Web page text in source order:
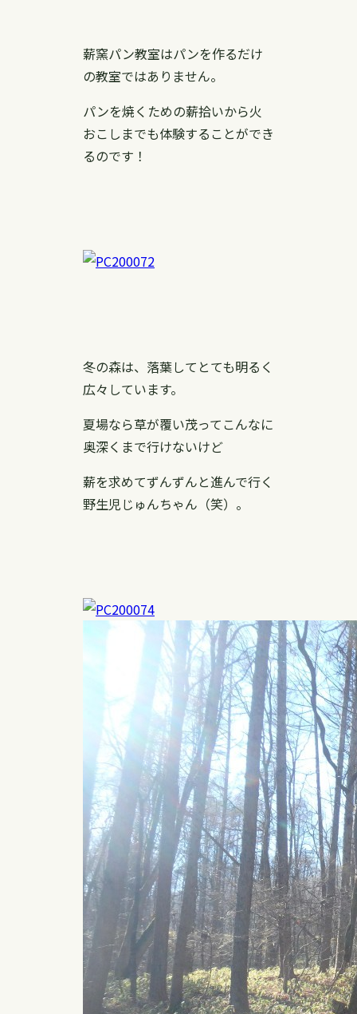
薪窯パン教室はパンを作るだけ
の教室ではありません。
パンを焼くための薪拾いから火
おこしまでも体験することができ
るのです！
冬の森は、落葉してとても明るく
広々しています。
夏場なら草が覆い茂ってこんなに
奥深くまで行けないけど
薪を求めてずんずんと進んで行く
野生児じゅんちゃん（笑）。